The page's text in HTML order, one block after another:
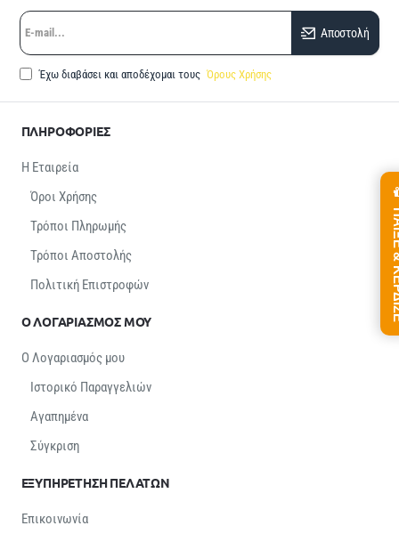
E-
mail...
Αποστολή
Έχω διαβάσει και αποδέχομαι τους Όρους Χρήσης
ΠΛΗΡΟΦΟΡΙΕΣ
Η Εταιρεία
Όροι Χρήσης
Τρόποι Πληρωμής
Τρόποι Αποστολής
Πολιτική Επιστροφών
Ο ΛΟΓΑΡΙΑΣΜΟΣ ΜΟΥ
Ο Λογαριασμός μου
Ιστορικό Παραγγελιών
Αγαπημένα
Σύγκριση
ΕΞΥΠΗΡΕΤΗΣΗ ΠΕΛΑΤΩΝ
Επικοινωνία